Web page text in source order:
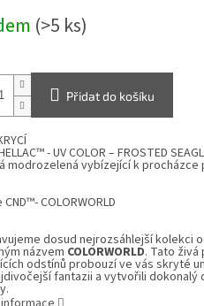
(>5 ks)
Přidat do košíku
- UV COLOR – FROSTED
modrozelená vybízející k procházce
CND™- COLORWORLD
dosud nejrozsáhlejší kolekci
názvem COLORWORLD. Tato živá
odstínů probouzí ve vás skryté
fantazii a vytvořili dokonalý